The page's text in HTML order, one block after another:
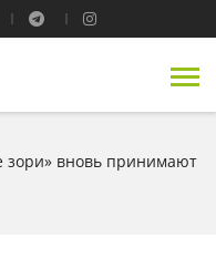
зори» вновь принимают